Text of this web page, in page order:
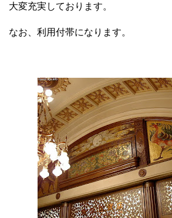
大変充実しております。
なお、利用付帯になります。